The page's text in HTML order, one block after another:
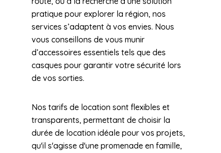
pratique pour explorer la région, nos
services s’adaptent à vos envies. Nous
vous conseillons de vous munir
d’accessoires essentiels tels que des
casques pour garantir votre sécurité lors
de vos sorties.
Nos tarifs de location sont flexibles et
transparents, permettant de choisir la
durée de location idéale pour vos projets,
qu'il s'agisse d'une promenade en famille,